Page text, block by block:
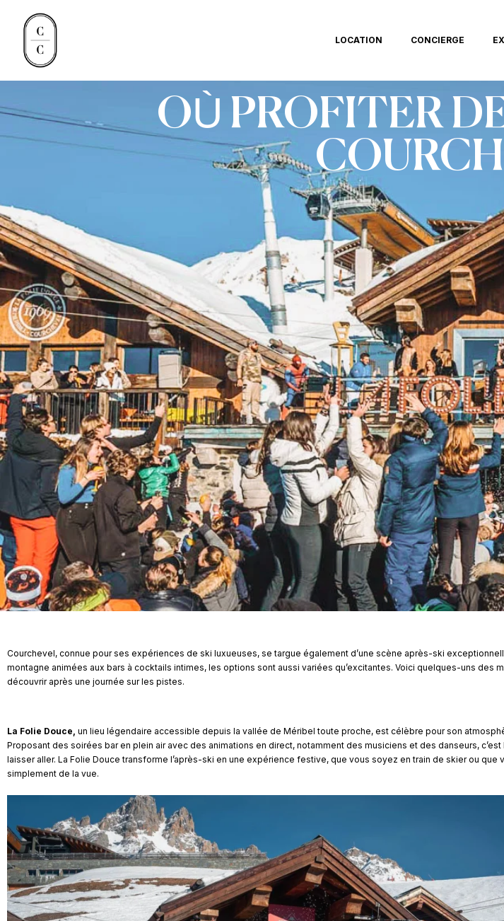
LOCATION CONCIERGE
OÙ PROFITER
Courchevel, connue pour ses expériences de ski luxueuses, se targue également d’une scène après-ski
montagne animées aux bars à cocktails intimes, les options sont aussi variées qu’excitantes. Voici quelques-uns des
découvrir après une journée sur les pistes.
La Folie Douce, un lieu légendaire accessible depuis la vallée de Méribel toute proche, est célèbre pour son
Proposant des soirées bar en plein air avec des animations en direct, notamment des musiciens et des danseurs, c’est
laisser aller. La Folie Douce transforme l’après-ski en une expérience festive, que vous soyez en train de skier ou que
simplement de la vue.